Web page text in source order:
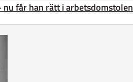
får han rätt i arbetsdomstolen